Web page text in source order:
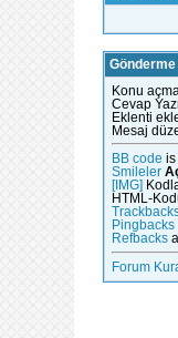
Gönderme
Konu
Cevap
Eklenti
Mesaj
BB code is
Smileler
[IMG]
HTML-
Pingbacks
Refbacks
Forum